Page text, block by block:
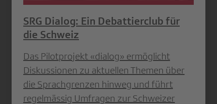
SRG Dialog: Ein Debattierclub für
die Schweiz
Das Pilotprojekt «dialog» ermöglicht
Diskussionen zu aktuellen Themen über
die Sprachgrenzen hinweg und führt
regelmässig Umfragen zur Schweizer